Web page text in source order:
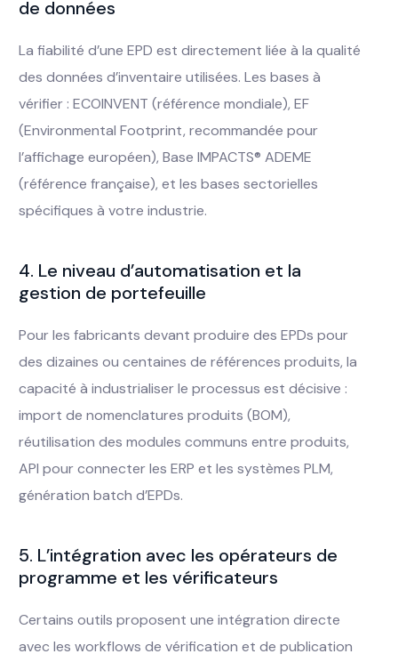
de données
La fiabilité d’une EPD est directement liée à la qualité
des données d’inventaire utilisées. Les bases à
vérifier : ECOINVENT (référence mondiale), EF
(Environmental Footprint, recommandée pour
l’affichage européen), Base IMPACTS® ADEME
(référence française), et les bases sectorielles
spécifiques à votre industrie.
4. Le niveau d’automatisation et la
gestion de portefeuille
Pour les fabricants devant produire des EPDs pour
des dizaines ou centaines de références produits, la
capacité à industrialiser le processus est décisive :
import de nomenclatures produits (BOM),
réutilisation des modules communs entre produits,
API pour connecter les ERP et les systèmes PLM,
génération batch d’EPDs.
5. L’intégration avec les opérateurs de
programme et les vérificateurs
Certains outils proposent une intégration directe
avec les workflows de vérification et de publication